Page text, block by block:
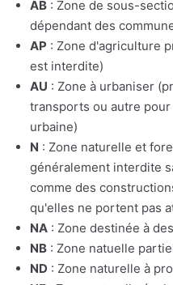
AB : Zone de sous-
dépendant des
AP : Zone d'agriculture
est interdite)
AU : Zone à urbaniser
transports ou autre
urbaine)
N : Zone naturelle et
généralement interdite
comme des
qu'elles ne portent pas
NA : Zone destinée à
NB : Zone natuelle
ND : Zone naturelle à